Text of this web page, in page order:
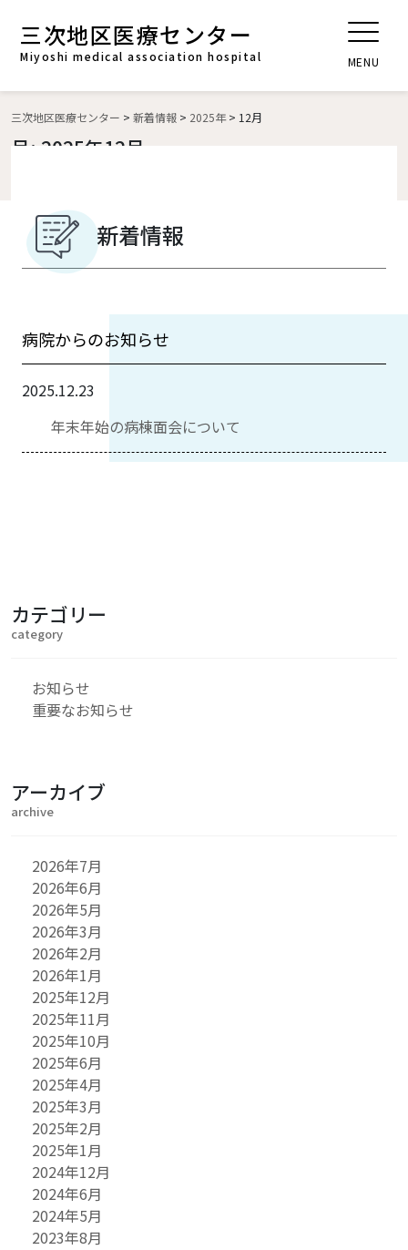
三次地区医療センター
Miyoshi medical association hospital
t
o
g
a
i
n
MENU
三次地区医療センター > 新着情報 > 2025年> 12月
月: 2025年12月
新着情報
病院からのお知らせ
2025.12.23
年末年始の病棟面会について
カテゴリー
category
お知らせ
重要なお知らせ
アーカイブ
archive
2026年7月
2026年6月
2026年5月
2026年3月
2026年2月
2026年1月
2025年12月
2025年11月
2025年10月
2025年6月
2025年4月
2025年3月
2025年2月
2025年1月
2024年12月
2024年6月
2024年5月
2023年8月